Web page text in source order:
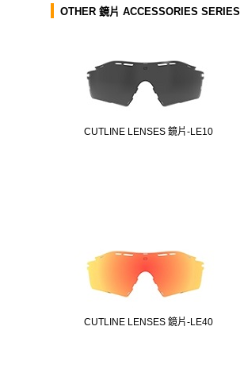
OTHER 鏡片 ACCESSORIES SERIES
CUTLINE LENSES 鏡片-LE10
CUTLINE LENSES 鏡片-LE40